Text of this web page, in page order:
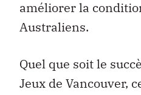
améliorer la
Australiens.
Quel que soit le
Jeux de Vancouver,